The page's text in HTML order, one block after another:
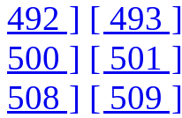
492 ] [ 493 ]
500 ] [ 501 ]
508 ] [ 509 ]